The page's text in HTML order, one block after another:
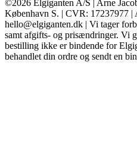
©2026 Elgiganten A/S | Arne
København S. | CVR: 17237977 |
hello@elgiganten.dk | Vi tager
samt afgifts- og prisændringer. Vi
bestilling ikke er bindende for
behandlet din ordre og sendt en